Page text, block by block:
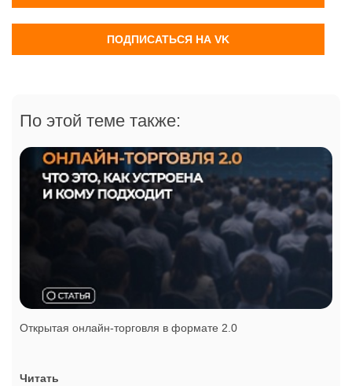
ПОДПИСАТЬСЯ НА VK
По этой теме также:
Открытая онлайн-торговля в формате 2.0
Читать